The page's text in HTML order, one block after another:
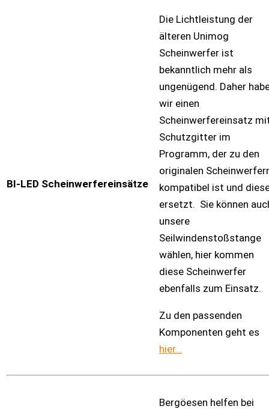
BI-LED Scheinwerfereinsätze
Die Lichtleistung der
älteren Unimog
Scheinwerfer ist
bekanntlich mehr als
ungenügend. Daher
wir einen
Scheinwerfereinsatz
Schutzgitter im
Programm, der zu den
originalen
kompatibel ist und
ersetzt. Sie können
unsere
Seilwindenstoßstange
wählen, hier kommen
diese Scheinwerfer
ebenfalls zum Einsatz.
Zu den passenden
Komponenten geht es
hier…
Bergöesen helfen bei